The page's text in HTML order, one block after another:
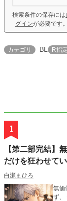
検索条件の保存には
グインが必要です。
カテゴリ BL R指定
1
【第二部完結】
だけを狂わせてい
白瀬まひろ
無価値
ず、